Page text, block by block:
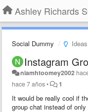
Ashley Richards
Social Dummy Ideas
Instagram
niamhtoomey2002
hace 7 años• 1
It would be really cool if
group chat instead of